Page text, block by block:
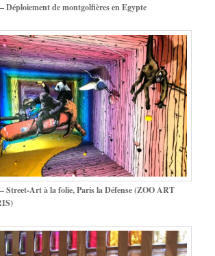
Déploiement de montgolfières en Egypte
Street-Art à la folie, Paris la Défense (ZOO ART